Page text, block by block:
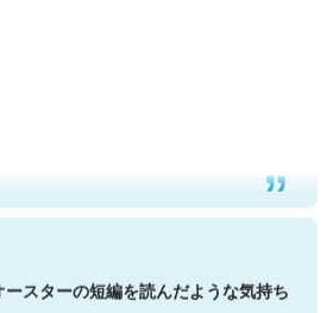
思う。英語少しでも読める人は原文
Then Covid hit. Shit.
スターの短編を読んだような気持ち